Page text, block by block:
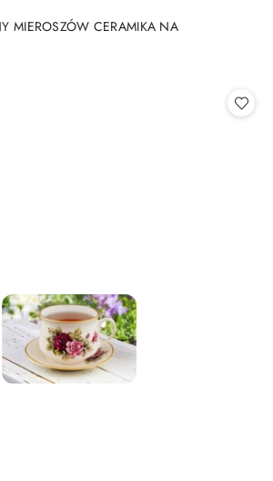
MIEROSZÓW CERAMIKA NA